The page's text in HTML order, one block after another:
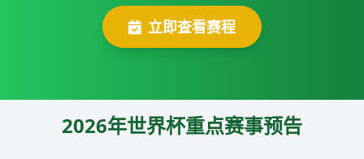
立即查看赛程
2026年世界杯重点赛事预告